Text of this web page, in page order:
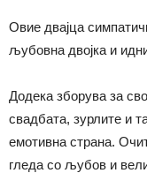
Овие двајца
љубовна двојка и
Додека зборува за
свадбата, зурлите и
емотивна страна.
гледа со љубов и